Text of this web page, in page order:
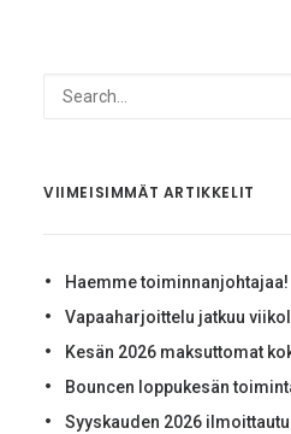
VIIMEISIMMÄT ARTIKKELIT
Haemme toiminnanjohtajaa!
Vapaaharjoittelu jatkuu
Kesän 2026 maksuttomat
Bouncen loppukesän
Syyskauden 2026